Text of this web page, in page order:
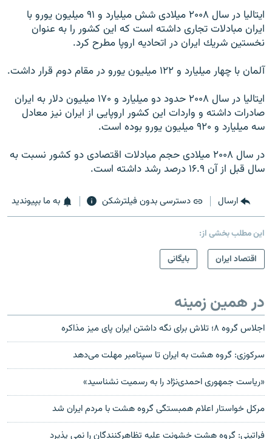
ايتاليا در سال ۲۰۰۸ ميلادى شش ميليارد و ۹۱ ميليون يورو با
ايران مبادلات تجارى داشته است كه اين كشور را به عنوان
نخستين شريك ايران در اتحاديه اروپا مطرح كرد.
آلمان با چهار ميليارد و ۱۲۲ ميليون يورو در مقام دوم قرار داشت.
ايتاليا در سال ۲۰۰۸ حدود دو ميليارد و ۱۷۰ ميليون دلار به ايران
صادرات داشته و واردات اين كشور اروپايى از ايران نيز معادل
سه ميليارد و ۹۲۰ ميليون يورو بوده است.
در سال ۲۰۰۸ ميلادى حجم مبادلات اقتصادى دو كشور نسبت به
سال قبل از آن ۱۶.۹ درصد رشد داشته است.
ارسال دسترسی بدون فیلترشکن به ما بپیوندید
این مطلب بخشی از:
اقتصاد ایران
بایگانی
در همین زمینه
اجلاس گروه ۸؛ تلاش برای نگه داشتن ایران پای میز مذاکره
سرکوزی: گروه هشت به ایران تا سپتامبر مهلت می‌دهد
«ریاست جمهوری احمدی‌نژاد را به رسمیت نشناسید»
مرکل خواستار اعلام همبستگی گروه هشت با مردم ایران شد
فراتینی: گروه هشت خشونت علیه تظاهرکنندگان را نمی پذیرد